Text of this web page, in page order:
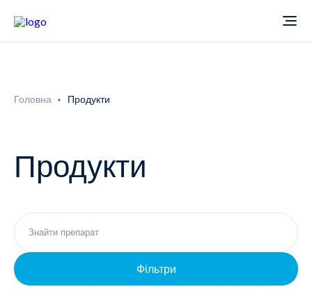
Новини
Неврологія
Фармаконагляд
Кар'єра
Головна Продукти
Продукти
Фільтри